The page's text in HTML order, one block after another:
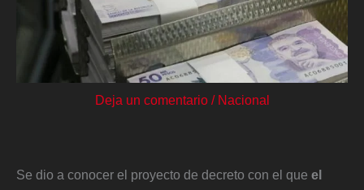
Deja un comentario / Nacional
Se dio a conocer el proyecto de decreto con el que el